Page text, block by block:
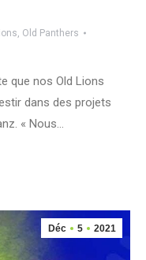
, Old Panthers
que nos Old Lions
dans des projets
« Nous…
Déc 5 2021